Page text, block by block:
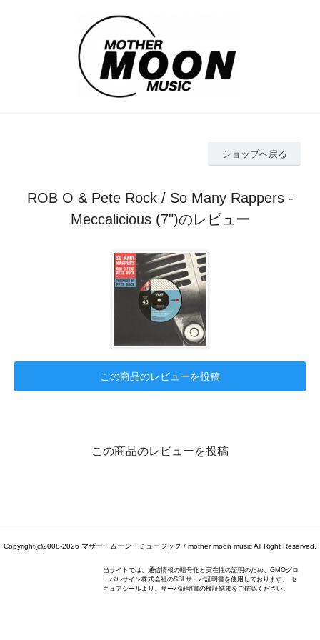
ショップへ戻る
ROB O & Pete Rock / So Many Rappers -
Meccalicious (7")のレビュー
この商品のレビューを投稿
この商品のレビューを投稿
Copyright(c)2008-2026 マザー・ムーン・ミュージック / mother moon music All Right Reserved.
当サイトでは、通信情報の暗号化と実在性の証明のため、GMOグロ
ーバルサイン株式会社のSSLサーバ証明書を使用しております。 セ
キュアシールより、サーバ証明書の検証結果をご確認ください。